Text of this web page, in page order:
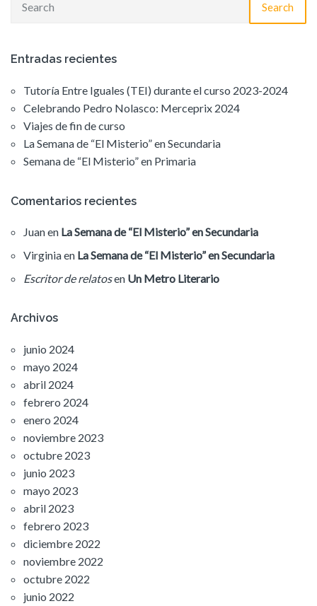
Search
Entradas recientes
Tutoría Entre Iguales (TEI) durante el curso 2023-2024
Celebrando Pedro Nolasco: Merceprix 2024
Viajes de fin de curso
La Semana de “El Misterio” en Secundaria
Semana de “El Misterio” en Primaria
Comentarios recientes
Juanen La Semana de “El Misterio” en Secundaria
Virginiaen La Semana de “El Misterio” en Secundaria
Escritor de relatosen Un Metro Literario
Archivos
junio 2024
mayo 2024
abril 2024
febrero 2024
enero 2024
noviembre 2023
octubre 2023
junio 2023
mayo 2023
abril 2023
febrero 2023
diciembre 2022
noviembre 2022
octubre 2022
junio 2022